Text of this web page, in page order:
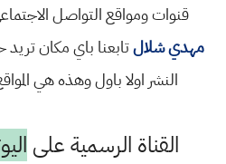
قنوات ومواقع التواصل
مهدي شلالتابعنا باي مكان
النشر اولا باول وهذه هي
القناة الرسمية على